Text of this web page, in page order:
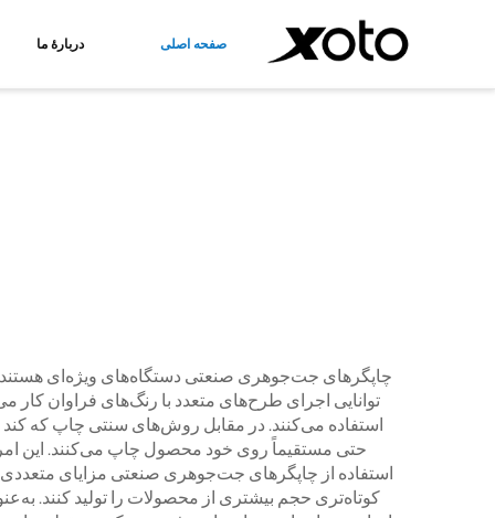
صفحه اصلی دربارهٔ ما
چاپگرهای جت‌جوهری صنعتی دستگاه‌های ویژه‌ای هستند
استفاده می‌کنند. در مقابل روش‌های سنتی چاپ که
حتی مستقیماً روی خود محصول چاپ می‌کنند. این امر
استفاده از چاپگرهای جت‌جوهری صنعتی مزایای
کوتاه‌تری حجم بیشتری از محصولات را تولید کنند.